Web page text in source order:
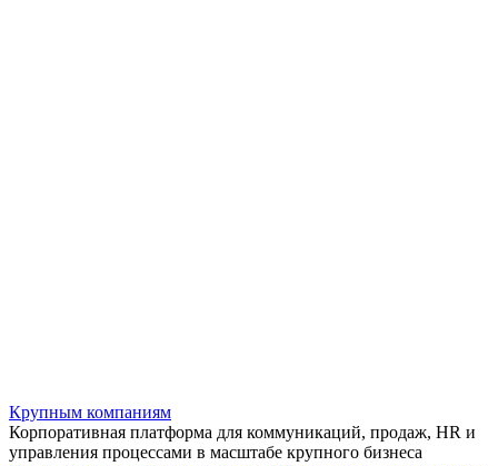
Крупным компаниям
Корпоративная платформа для коммуникаций, продаж, HR и
управления процессами в масштабе крупного бизнеса